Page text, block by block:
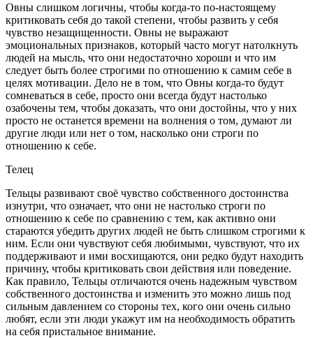
Овны слишком логичны, чтобы когда-то по-настоящему
критиковать себя до такой степени, чтобы развить у себя
чувство незащищенности. Овны не выражают
эмоциональных признаков, который часто могут натолкнуть
людей на мысль, что они недостаточно хороши и что им
следует быть более строгими по отношению к самим себе в
целях мотивации. Дело не в том, что Овны когда-то будут
сомневаться в себе, просто они всегда будут настолько
озабочены тем, чтобы доказать, что они достойны, что у них
просто не останется времени на волнения о том, думают ли
другие люди или нет о том, насколько они строги по
отношению к себе.
Телец
Тельцы развивают своё чувство собственного достоинства
изнутри, что означает, что они не настолько строги по
отношению к себе по сравнению с тем, как активно они
стараются убедить других людей не быть слишком строгими к
ним. Если они чувствуют себя любимыми, чувствуют, что их
поддерживают и ими восхищаются, они редко будут находить
причину, чтобы критиковать свои действия или поведение.
Как правило, Тельцы отличаются очень надежным чувством
собственного достоинства и изменить это можно лишь под
сильным давлением со стороны тех, кого они очень сильно
любят, если эти люди укажут им на необходимость обратить
на себя пристальное внимание.